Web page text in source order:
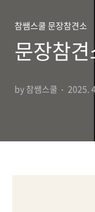
참쌤스쿨 문장참견소
문장참
by 참쌤스쿨 2025.